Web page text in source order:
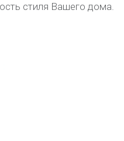
стиля Вашего дома.